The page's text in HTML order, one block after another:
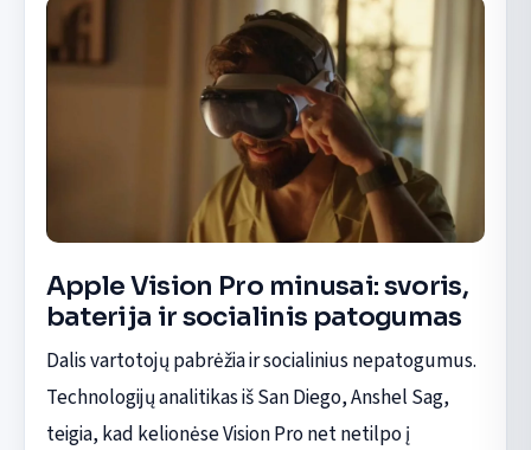
Apple Vision Pro minusai: svoris,
baterija ir socialinis patogumas
Dalis vartotojų pabrėžia ir socialinius nepatogumus.
Technologijų analitikas iš San Diego, Anshel Sag,
teigia, kad kelionėse Vision Pro net netilpo į